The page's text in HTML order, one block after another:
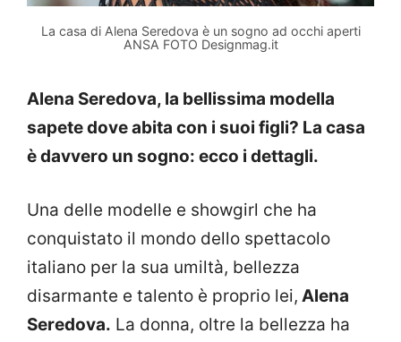
La casa di Alena Seredova è un sogno ad occhi aperti
ANSA FOTO Designmag.it
Alena Seredova, la bellissima modella
sapete dove abita con i suoi figli? La casa
è davvero un sogno: ecco i dettagli.
Una delle modelle e showgirl che ha
conquistato il mondo dello spettacolo
italiano per la sua umiltà, bellezza
disarmante e talento è proprio lei, Alena
Seredova. La donna, oltre la bellezza ha